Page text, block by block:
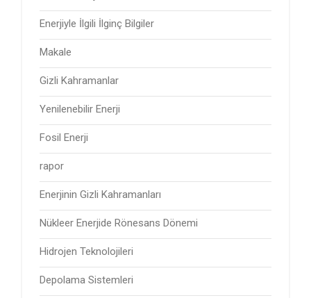
Enerjiyle İlgili İlginç Bilgiler
Makale
Gizli Kahramanlar
Yenilenebilir Enerji
Fosil Enerji
rapor
Enerjinin Gizli Kahramanları
Nükleer Enerjide Rönesans Dönemi
Hidrojen Teknolojileri
Depolama Sistemleri